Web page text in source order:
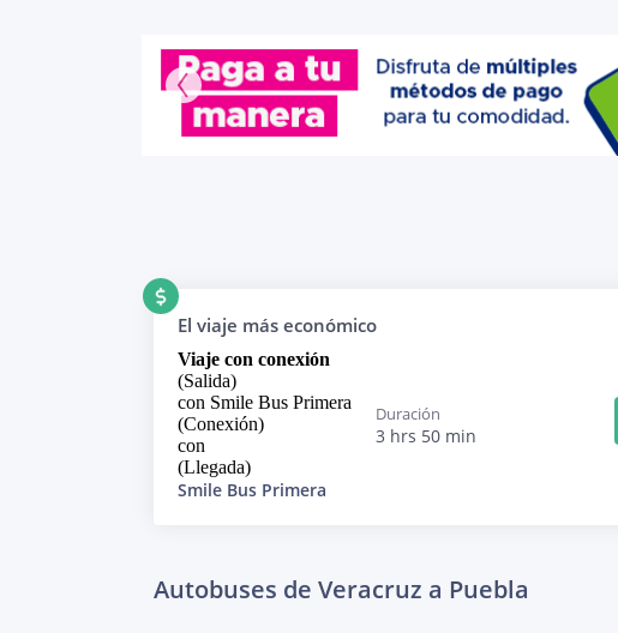
El viaje más económico
Viaje con conexión
(Salida)
con Smile Bus Primera
(Conexión)
con
(Llegada)
Smile Bus Primera
Duración
3 hrs 50 min
Autobuses de Veracruz a Puebla